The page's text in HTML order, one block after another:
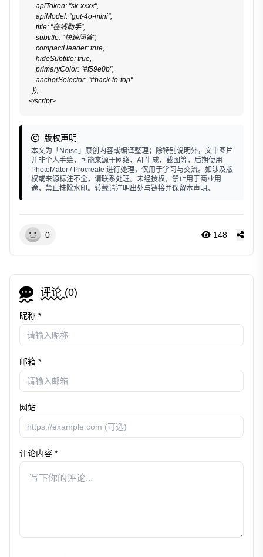
</script>
版权声明
本文为「Noise」原创内容或编译整理；除特别说明外，文中图片
并非个人手绘，可能来源于网络、AI 生成、截图等，后期使用
PhotoMator / Procreate 进行处理，仅用于学习与交流。如涉及版
权或来源标注不全，请联系处理。未经授权，禁止用于商业用
途，禁止抹除水印。转载请注明出处与链接并保留本声明。
0 148
评论 (0)
昵称 *
邮箱 *
网站
评论内容 *